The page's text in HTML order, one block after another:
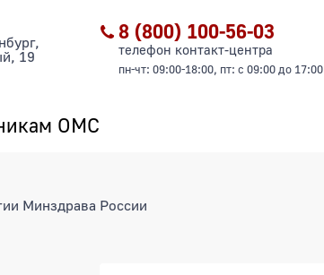
19
8 (800) 100-56-03
телефон контакт-центра
пн-чт: 09:00-18:00, пт: с 09:00 до 17:00
ОМС
Минздрава России